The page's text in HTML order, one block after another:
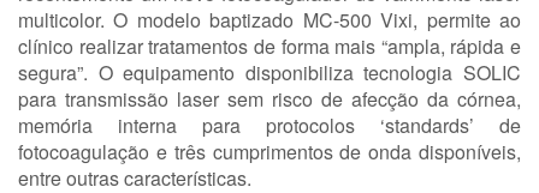
multicolor. O modelo baptizado MC-500 Vixi, permite ao
clínico realizar tratamentos de forma mais “ampla, rápida e
segura”. O equipamento disponibiliza tecnologia SOLIC
para transmissão laser sem risco de afecção da córnea,
memória interna para protocolos ‘standards’ de
fotocoagulação e três cumprimentos de onda disponíveis,
entre outras características.